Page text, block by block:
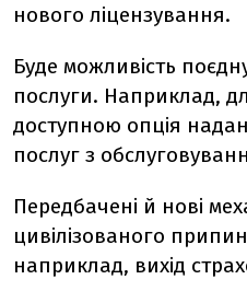
нового ліцензування.
Буде можливість
послуги. Наприклад,
доступною опція
послуг з
Передбачені й нові
цивілізованого
наприклад, вихід